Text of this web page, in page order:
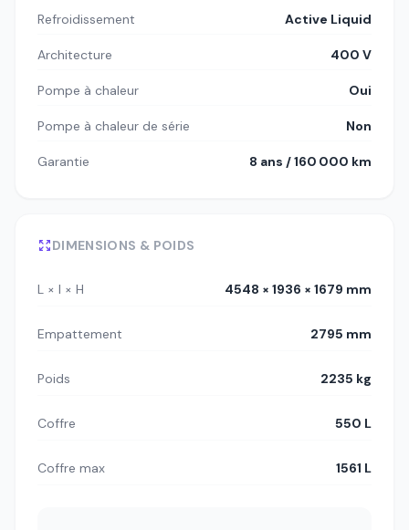
Refroidissement Active Liquid
Architecture 400 V
Pompe à chaleur Oui
Pompe à chaleur de série Non
Garantie 8 ans / 160 000 km
DIMENSIONS & POIDS
L × l × H 4548 × 1936 × 1679 mm
Empattement 2795 mm
Poids 2235 kg
Coffre 550 L
Coffre max 1561 L